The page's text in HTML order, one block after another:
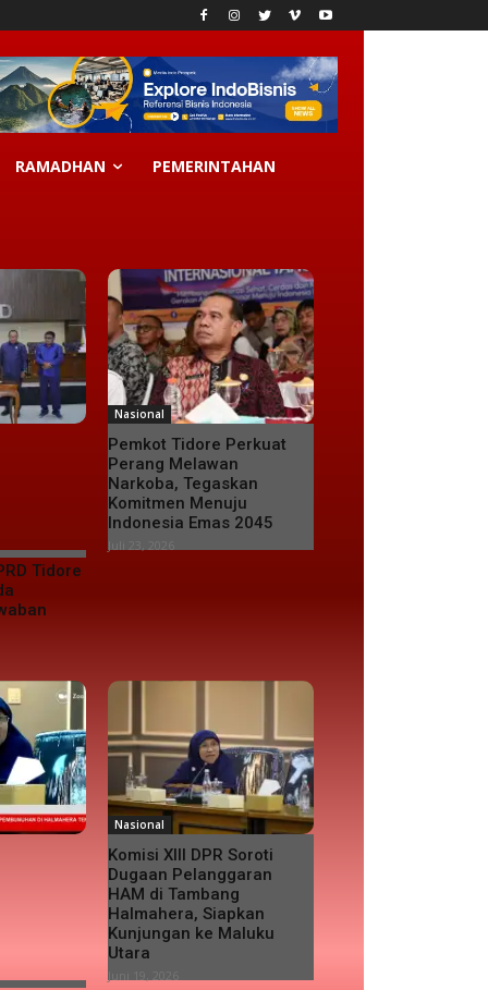
RAMADHAN PEMERINTAHAN
Tidore
Nasional
Pemkot Tidore Perkuat
Perang Melawan
Narkoba, Tegaskan
Komitmen Menuju
Indonesia Emas 2045
Nasional
Komisi XIII DPR Soroti
Dugaan Pelanggaran
HAM di Tambang
Halmahera, Siapkan
Kunjungan ke Maluku
Utara